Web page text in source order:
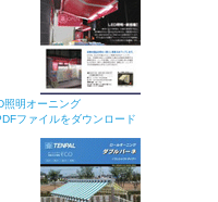
照明オーニング
ファイルをダウンロード